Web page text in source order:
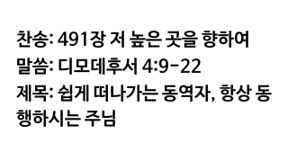
찬송: 491장 저 높은 곳을 향하여
말씀: 디모데후서 4:9-22
제목: 쉽게 떠나가는 동역자, 항상 동
행하시는 주님